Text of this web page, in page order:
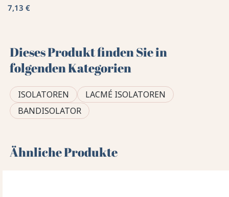
7,13 €
Dieses Produkt finden Sie in
folgenden Kategorien
ISOLATOREN
LACMÉ ISOLATOREN
BANDISOLATOR
Ähnliche Produkte